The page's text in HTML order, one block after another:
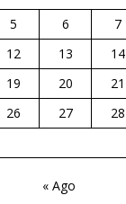
5 6 7
12 13 14
19 20 21
26 27 28
« Ago